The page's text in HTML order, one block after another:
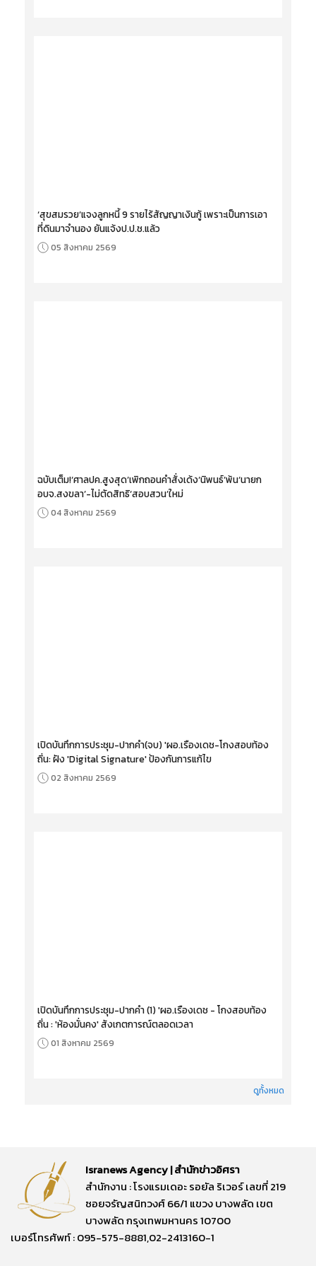
‘สุขสมรวย’แจงลูกหนี้ 9 รายไร้สัญญาเงินกู้ เพราะเป็นการเอา
ที่ดินมาจำนอง ยันแจ้งป.ป.ช.แล้ว
05 สิงหาคม 2569
ฉบับเต็ม!‘ศาลปค.สูงสุด’เพิกถอนคำสั่งเด้ง‘นิพนธ์’พ้น‘นายก
อบจ.สงขลา’-ไม่ตัดสิทธิ‘สอบสวน’ใหม่
04 สิงหาคม 2569
เปิดบันทึกการประชุม-ปากคำ(จบ) 'ผอ.เรืองเดช-โกงสอบท้อง
ถิ่น: ฝัง 'Digital Signature' ป้องกันการแก้ไข
02 สิงหาคม 2569
เปิดบันทึกการประชุม-ปากคำ (1) 'ผอ.เรืองเดช - โกงสอบท้อง
ถิ่น : 'ห้องมั่นคง' สังเกตการณ์ตลอดเวลา
01 สิงหาคม 2569
ดูทั้งหมด
Isranews Agency | สำนักข่าวอิศรา
สำนักงาน : โรงแรมเดอะ รอยัล ริเวอร์ เลขที่ 219
ซอยจรัญสนิทวงศ์ 66/1 แขวง บางพลัด เขต
บางพลัด กรุงเทพมหานคร 10700
เบอร์โทรศัพท์ : 095-575-8881,02-2413160-1